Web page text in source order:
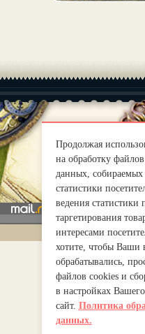
О нас
Продолжая
на обработку
данных, собираемых
статистики
ведения статистики
таргетирования
интересами
хотите, чтобы Ваши
обрабатывались,
файлов cookies и
в настройках
сайт. Политика
данных.